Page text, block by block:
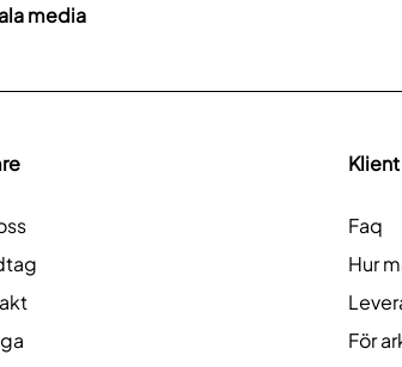
media
Klient
Faq
Hur
För